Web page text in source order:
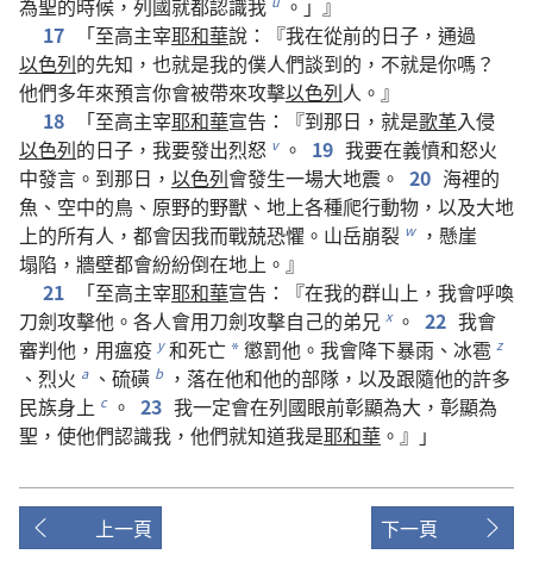
為聖的時候 ， 列國就都認識我
。」』
17
「至高主宰耶和華說 ：『我在從前的日子 ， 通過
以色列的先知 ， 也就是我的僕人們談到的 ， 不就是你嗎 ？
他們多年來預言你會被帶來攻擊以色列人 。』
18
「至高主宰耶和華宣告 ：『到那日 ， 就是歌革入侵
以色列的日子 ， 我要發出烈怒 v 。 19 我要在義憤和怒火
中發言 。 到那日 ， 以色列會發生一場大地震 。 20 海裡的
魚 、 空中的鳥 、 原野的野獸 、 地上各種爬行動物 ， 以及大地
上的所有人 ， 都會因我而戰兢恐懼 。 山岳崩裂 w ， 懸崖
塌陷 ， 牆壁都會紛紛倒在地上 。』
21
「至高主宰耶和華宣告 ：『在我的群山上 ， 我會呼喚
刀劍攻擊他 。 各人會用刀劍攻擊自己的弟兄 x 。 22 我會
審判他 ， 用瘟疫 y 和死亡 *懲罰他 。 我會降下暴雨 、 冰雹 z
、 烈火 a 、 硫磺 b ， 落在他和他的部隊 ， 以及跟隨他的許多
民族身上 c 。 23 我一定會在列國眼前彰顯為大 ， 彰顯為
聖 ， 使他們認識我 ， 他們就知道我是耶和華 。』」
上一頁 下一頁